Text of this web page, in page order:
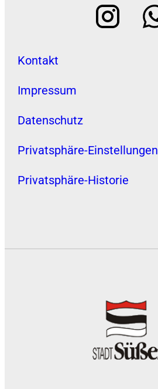
Kontakt
Impressum
Datenschutz
Privatsphäre-Einstellungen
Privatsphäre-Historie